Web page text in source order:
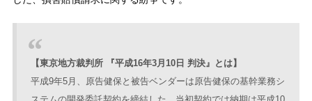
【東京地方裁判所 『平成16年3月10日 判決』とは】
平成9年5月、原告健保と被告ベンダーは原告健保の基幹業務シ